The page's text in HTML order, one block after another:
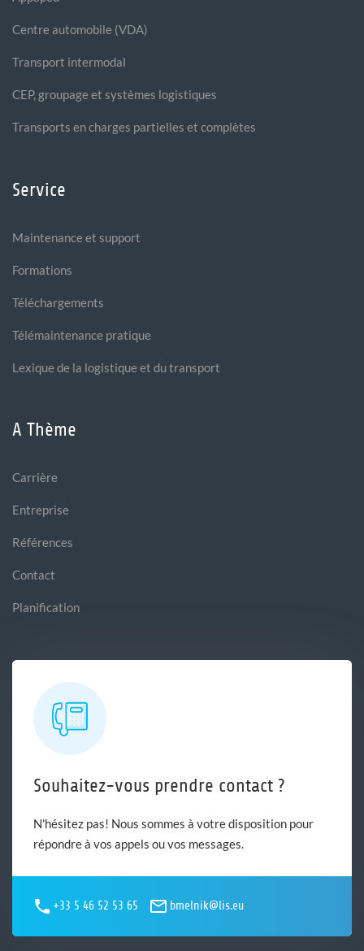
Centre automobile (VDA)
Transport intermodal
CEP, groupage et systèmes logistiques
Transports en charges partielles et complètes
Service
Maintenance et support
Formations
Téléchargements
Télémaintenance pratique
Lexique de la logistique et du transport
A Thème
Carrière
Entreprise
Références
Contact
Planification
Souhaitez-vous prendre contact ?
N'hésitez pas! Nous sommes à votre disposition pour
répondre à vos appels ou vos messages.
+33 5 46 52 53 65 bmelnik@lis.eu